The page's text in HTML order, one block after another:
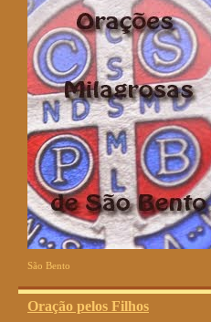
São Bento
Oração pelos Filhos